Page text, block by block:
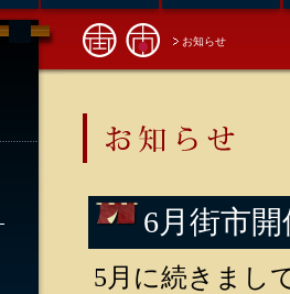
お知らせ
6月街市
5月に続きまし